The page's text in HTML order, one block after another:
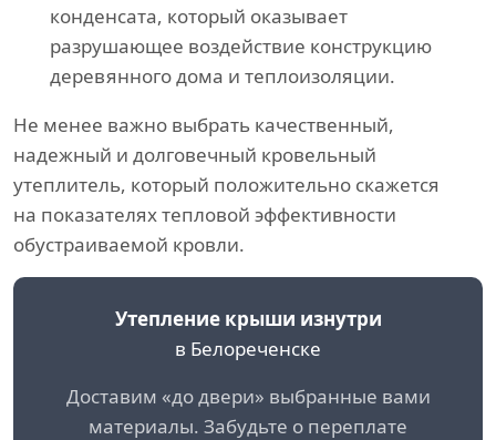
конденсата, который оказывает
разрушающее воздействие конструкцию
деревянного дома и теплоизоляции.
Не менее важно выбрать качественный,
надежный и долговечный кровельный
утеплитель, который положительно скажется
на показателях тепловой эффективности
обустраиваемой кровли.
Утепление крыши изнутри
в Белореченске
Доставим «до двери» выбранные вами
материалы. Забудьте о переплате